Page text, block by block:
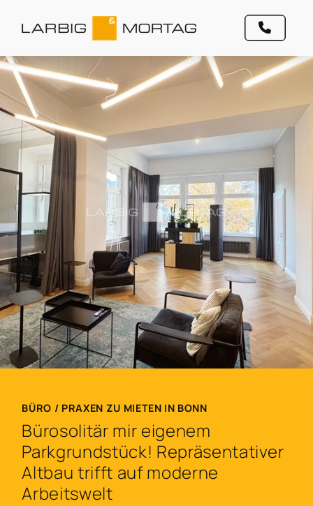
BÜRO / PRAXEN ZU MIETEN IN BONN
Bürosolitär mir eigenem
Parkgrundstück! Repräsentativer
Altbau trifft auf moderne
Arbeitswelt